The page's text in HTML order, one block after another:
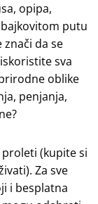
opipa,
putu
da se
sva
oblike
penjanja,
(kupite si
Za sve
i besplatna